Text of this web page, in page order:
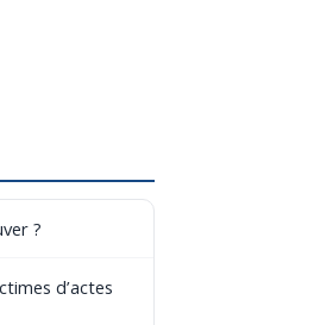
?
d’actes